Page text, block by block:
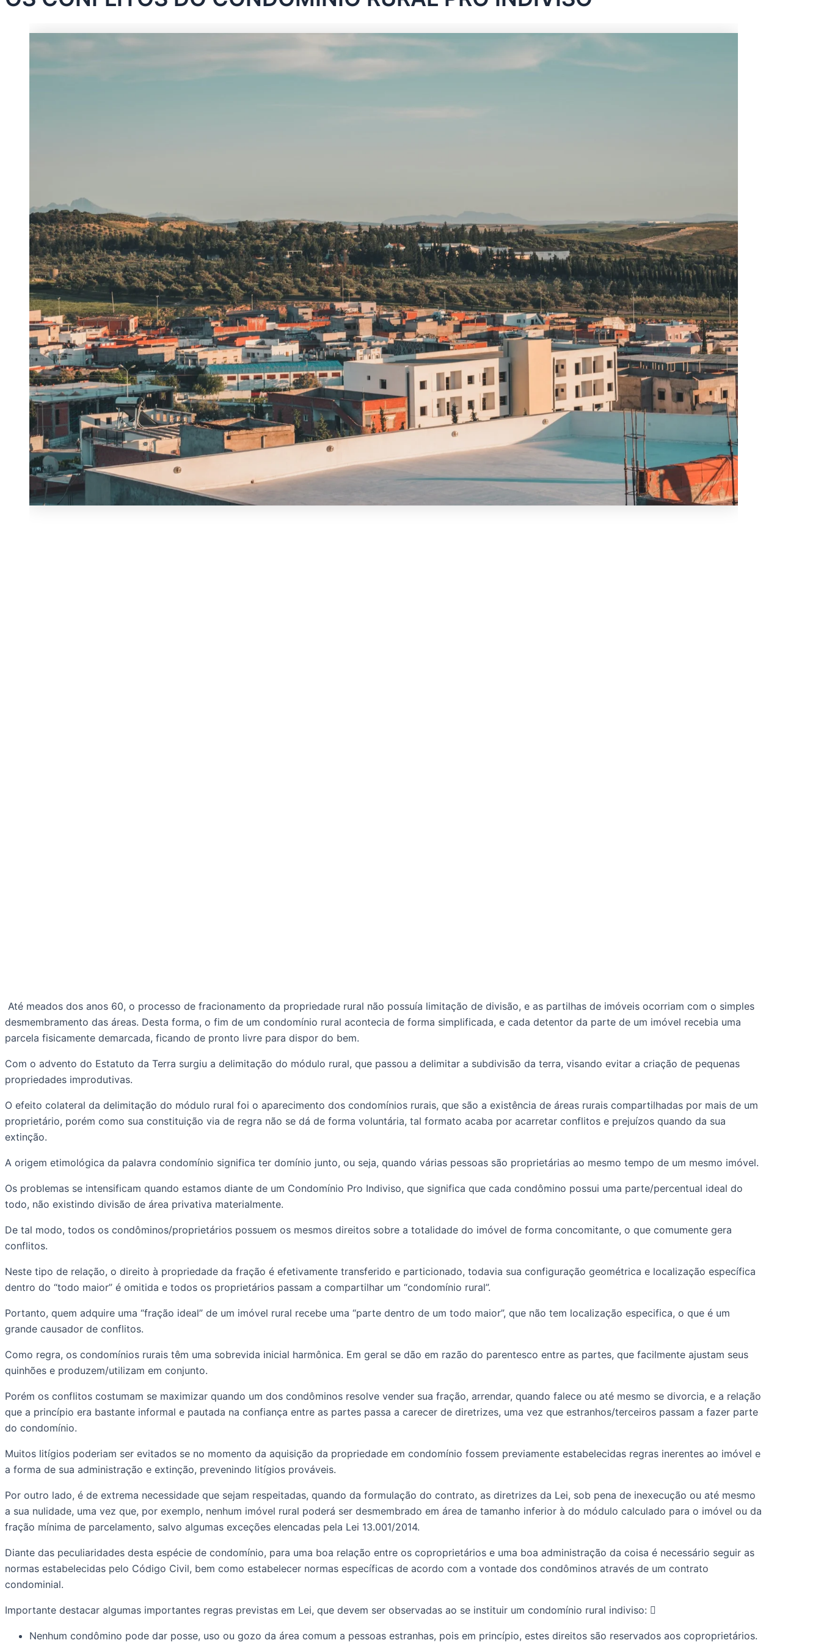
desmembramento das áreas. Desta forma, o fim de um condomínio rural acontecia de forma simplificada, e cada detentor da parte de um imóvel recebia uma
parcela fisicamente demarcada, ficando de pronto livre para dispor do bem.
Com o advento do Estatuto da Terra surgiu a delimitação do módulo rural, que passou a delimitar a subdivisão da terra, visando evitar a criação de pequenas
propriedades improdutivas.
O efeito colateral da delimitação do módulo rural foi o aparecimento dos condomínios rurais, que são a existência de áreas rurais compartilhadas por mais de um
proprietário, porém como sua constituição via de regra não se dá de forma voluntária, tal formato acaba por acarretar conflitos e prejuízos quando da sua
extinção.
A origem etimológica da palavra condomínio significa ter domínio junto, ou seja, quando várias pessoas são proprietárias ao mesmo tempo de um mesmo imóvel.
Os problemas se intensificam quando estamos diante de um Condomínio Pro Indiviso, que significa que cada condômino possui uma parte/percentual ideal do
todo, não existindo divisão de área privativa materialmente.
De tal modo, todos os condôminos/proprietários possuem os mesmos direitos sobre a totalidade do imóvel de forma concomitante, o que comumente gera
conflitos.
Neste tipo de relação, o direito à propriedade da fração é efetivamente transferido e particionado, todavia sua configuração geométrica e localização específica
dentro do “todo maior” é omitida e todos os proprietários passam a compartilhar um “condomínio rural”.
Portanto, quem adquire uma “fração ideal” de um imóvel rural recebe uma “parte dentro de um todo maior”, que não tem localização especifica, o que é um
grande causador de conflitos.
Como regra, os condomínios rurais têm uma sobrevida inicial harmônica. Em geral se dão em razão do parentesco entre as partes, que facilmente ajustam seus
quinhões e produzem/utilizam em conjunto.
Porém os conflitos costumam se maximizar quando um dos condôminos resolve vender sua fração, arrendar, quando falece ou até mesmo se divorcia, e a relação
que a princípio era bastante informal e pautada na confiança entre as partes passa a carecer de diretrizes, uma vez que estranhos/terceiros passam a fazer parte
do condomínio.
Muitos litígios poderiam ser evitados se no momento da aquisição da propriedade em condomínio fossem previamente estabelecidas regras inerentes ao imóvel e
a forma de sua administração e extinção, prevenindo litígios prováveis.
Por outro lado, é de extrema necessidade que sejam respeitadas, quando da formulação do contrato, as diretrizes da Lei, sob pena de inexecução ou até mesmo
a sua nulidade, uma vez que, por exemplo, nenhum imóvel rural poderá ser desmembrado em área de tamanho inferior à do módulo calculado para o imóvel ou da
fração mínima de parcelamento, salvo algumas exceções elencadas pela Lei 13.001/2014.
Diante das peculiaridades desta espécie de condomínio, para uma boa relação entre os coproprietários e uma boa administração da coisa é necessário seguir as
normas estabelecidas pelo Código Civil, bem como estabelecer normas específicas de acordo com a vontade dos condôminos através de um contrato
condominial.
Importante destacar algumas importantes regras previstas em Lei, que devem ser observadas ao se instituir um condomínio rural indiviso: 
Nenhum condômino pode dar posse, uso ou gozo da área comum a pessoas estranhas, pois em princípio, estes direitos são reservados aos coproprietários.